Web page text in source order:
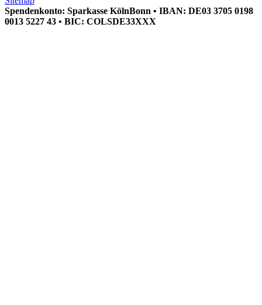
Spendenkonto: Sparkasse KölnBonn • IBAN: DE03 3705 0198
0013 5227 43 • BIC: COLSDE33XXX